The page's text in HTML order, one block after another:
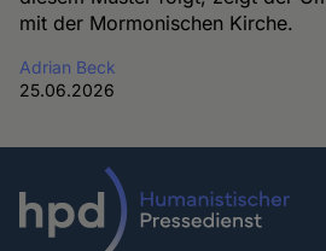
mit der Mormonischen Kirche.
Adrian Beck
25.06.2026